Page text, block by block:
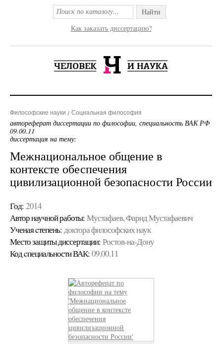
Найти
Как заказать диссертацию?
Философские науки Социальная философия
автореферат диссертации по философии, специальность ВАК РФ
09.00.11
диссертация на тему:
Межнациональное общение в
контексте обеспечения
цивилизационной безопасности России
Год: 2014
Автор научной работы: Мустафаев, Фарид Мустафаевич
Ученая cтепень: доктора философских наук
Место защиты диссертации: Ростов-на-Дону
Код cпециальности ВАК: 09.00.11